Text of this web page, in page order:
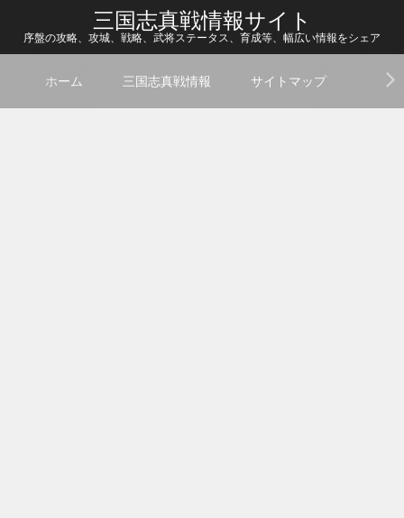
三国志真戦情報サイト
序盤の攻略、攻城、戦略、武将ステータス、育成等、幅広い情報をシェア
ホーム 三国志真戦情報 サイトマップ